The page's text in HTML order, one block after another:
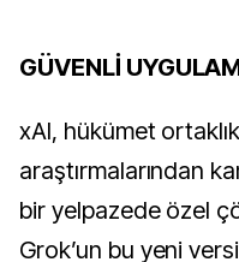
GÜVENLİ
xAI, hükümet
araştırmalarından
bir yelpazede özel
Grok’un bu yeni